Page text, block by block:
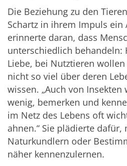
Die Beziehung zu den
Schartz in ihrem Impuls ein
erinnerte daran, dass
unterschiedlich behandeln:
Liebe, bei Nutztieren
nicht so viel über deren
wissen. „Auch von Insekten
wenig, bemerken und
im Netz des Lebens oft
ahnen.“ Sie plädierte dafür,
Naturkundlern oder
näher kennenzulernen.